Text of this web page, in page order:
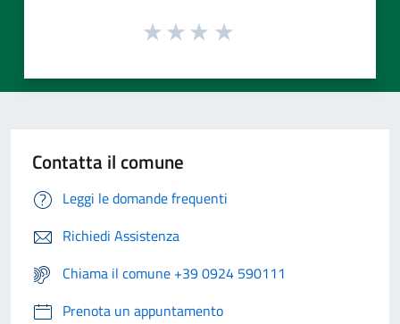
Contatta il comune
Leggi le domande frequenti
Richiedi Assistenza
Chiama il comune +39 0924 590111
Prenota un appuntamento